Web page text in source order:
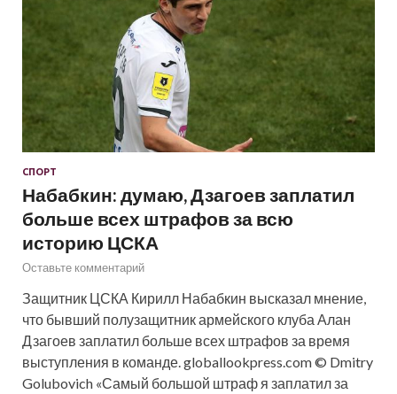
СПОРТ
Набабкин: думаю, Дзагоев заплатил
больше всех штрафов за всю
историю ЦСКА
Оставьте комментарий
Защитник ЦСКА Кирилл Набабкин высказал мнение,
что бывший полузащитник армейского клуба Алан
Дзагоев заплатил больше всех штрафов за время
выступления в команде. globallookpress.com © Dmitry
Golubovich «Самый большой штраф я заплатил за